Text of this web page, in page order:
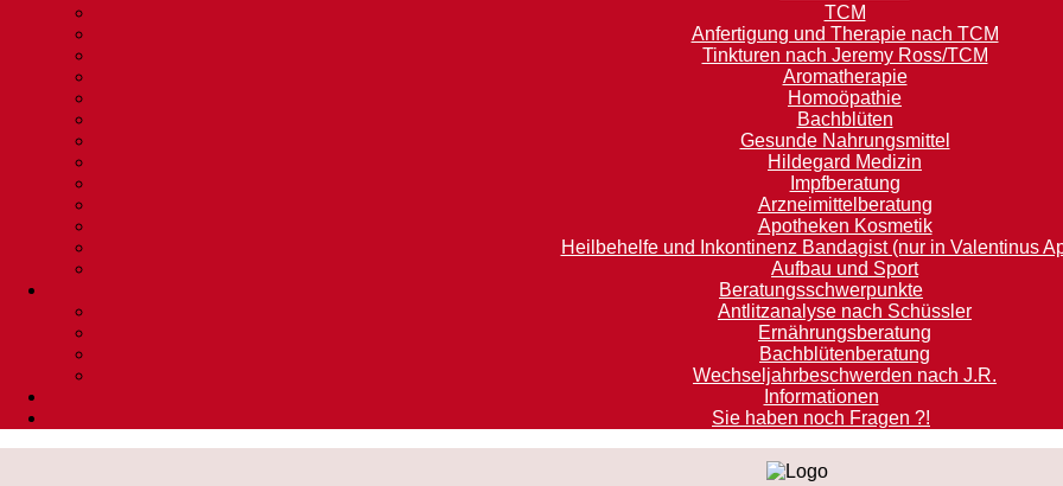
TCM
Anfertigung und Therapie nach TCM
Tinkturen nach Jeremy Ross/TCM
Aromatherapie
Homoöpathie
Bachblüten
Gesunde Nahrungsmittel
Hildegard Medizin
Impfberatung
Arzneimittelberatung
Apotheken Kosmetik
Heilbehelfe und Inkontinenz Bandagist (nur in Valentinus
Aufbau und Sport
Beratungsschwerpunkte
Antlitzanalyse nach Schüssler
Ernährungsberatung
Bachblütenberatung
Wechseljahrbeschwerden nach J.R.
Informationen
Sie haben noch Fragen ?!